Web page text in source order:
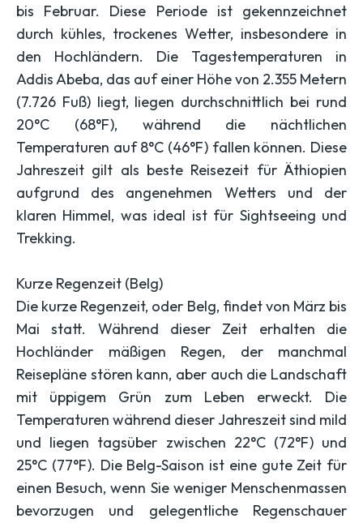
bis Februar. Diese Periode ist gekennzeichnet
durch kühles, trockenes Wetter, insbesondere in
den Hochländern. Die Tagestemperaturen in
Addis Abeba, das auf einer Höhe von 2.355 Metern
(7.726 Fuß) liegt, liegen durchschnittlich bei rund
20°C (68°F), während die nächtlichen
Temperaturen auf 8°C (46°F) fallen können. Diese
Jahreszeit gilt als beste Reisezeit für Äthiopien
aufgrund des angenehmen Wetters und der
klaren Himmel, was ideal ist für Sightseeing und
Trekking.
Kurze Regenzeit (Belg)
Die kurze Regenzeit, oder Belg, findet von März bis
Mai statt. Während dieser Zeit erhalten die
Hochländer mäßigen Regen, der manchmal
Reisepläne stören kann, aber auch die Landschaft
mit üppigem Grün zum Leben erweckt. Die
Temperaturen während dieser Jahreszeit sind mild
und liegen tagsüber zwischen 22°C (72°F) und
25°C (77°F). Die Belg-Saison ist eine gute Zeit für
einen Besuch, wenn Sie weniger Menschenmassen
bevorzugen und gelegentliche Regenschauer